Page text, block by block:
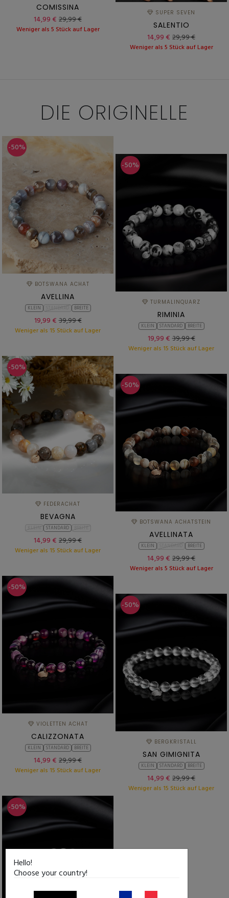
COMISSINA
14,99 € 29,99 €
Weniger als 5 Stück auf Lager
SUPER SEVEN
SALENTIO
14,99 € 29,99 €
Weniger als 5 Stück auf Lager
DIE ORIGINELLE
-50%
BOTSWANA ACHAT
AVELLINA
KLEIN BREITE
19,99 €39,99 €
Weniger als 15 Stück auf Lager
-50%
TURMALINQUARZ
RIMINIA
KLEIN STANDARD BREITE
19,99 €39,99 €
Weniger als 15 Stück auf Lager
-50%
FEDERACHAT
BEVAGNA
STANDARD
14,99 € 29,99 €
Weniger als 15 Stück auf Lager
-50%
BOTSWANA ACHATSTEIN
AVELLINATA
KLEIN BREITE
14,99 € 29,99 €
Weniger als 5 Stück auf Lager
-50%
VIOLETTEN ACHAT
CALIZZONATA
KLEIN STANDARD BREITE
14,99 € 29,99 €
Weniger als 15 Stück auf Lager
-50%
BERGKRISTALL
SAN GIMIGNITA
KLEIN STANDARD BREITE
14,99 € 29,99 €
Weniger als 15 Stück auf Lager
-50%
Hello!
Choose your country!